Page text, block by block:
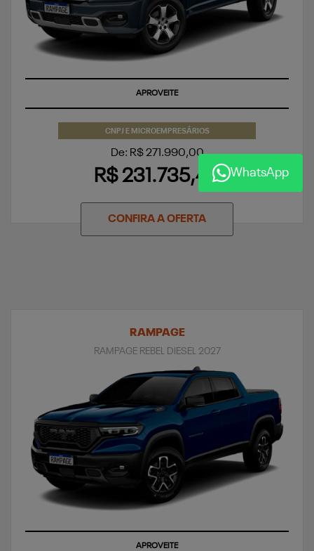
APROVEITE
SUPERVALORIZAÇÃO DO SEU SEMINOVO OU TAXA ZERO
CNPJ E MICROEMPRESÁRIOS
De: R$ 271.990,00
R$ 231.735,48
CONFIRA A OFERTA
RAMPAGE
RAMPAGE REBEL DIESEL 2027
APROVEITE
WhatsApp